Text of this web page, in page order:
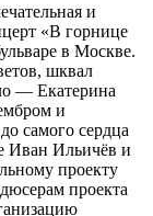
и
«В горнице
в Москве.
шквал
— Екатерина
и
самого сердца
Иван Ильичёв и
проекту
проекта